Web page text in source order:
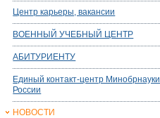
Центр карьеры, вакансии
ВОЕННЫЙ УЧЕБНЫЙ ЦЕНТР
АБИТУРИЕНТУ
Единый контакт-центр Минобрнауки
России
НОВОСТИ